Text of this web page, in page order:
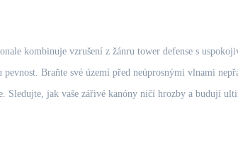
kombinuje vzrušení z žánru tower defense s
Braňte své území před neúprosnými vlnami
Sledujte, jak vaše zářivé kanóny ničí hrozby a budují